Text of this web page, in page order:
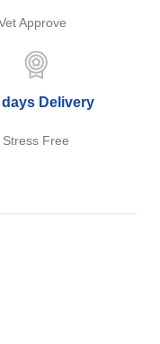
Approve
days Delivery
Stress Free